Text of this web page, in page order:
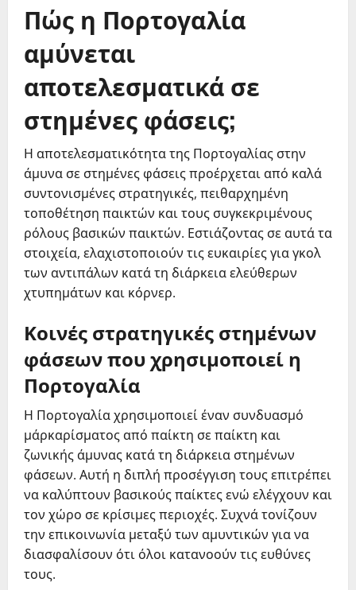
Πώς η Πορτογαλία
αμύνεται
αποτελεσματικά σε
στημένες φάσεις;
Η αποτελεσματικότητα της Πορτογαλίας στην
άμυνα σε στημένες φάσεις προέρχεται από καλά
συντονισμένες στρατηγικές, πειθαρχημένη
τοποθέτηση παικτών και τους συγκεκριμένους
ρόλους βασικών παικτών. Εστιάζοντας σε αυτά τα
στοιχεία, ελαχιστοποιούν τις ευκαιρίες για γκολ
των αντιπάλων κατά τη διάρκεια ελεύθερων
χτυπημάτων και κόρνερ.
Κοινές στρατηγικές στημένων
φάσεων που χρησιμοποιεί η
Πορτογαλία
Η Πορτογαλία χρησιμοποιεί έναν συνδυασμό
μάρκαρίσματος από παίκτη σε παίκτη και
ζωνικής άμυνας κατά τη διάρκεια στημένων
φάσεων. Αυτή η διπλή προσέγγιση τους επιτρέπει
να καλύπτουν βασικούς παίκτες ενώ ελέγχουν και
τον χώρο σε κρίσιμες περιοχές. Συχνά τονίζουν
την επικοινωνία μεταξύ των αμυντικών για να
διασφαλίσουν ότι όλοι κατανοούν τις ευθύνες
τους.